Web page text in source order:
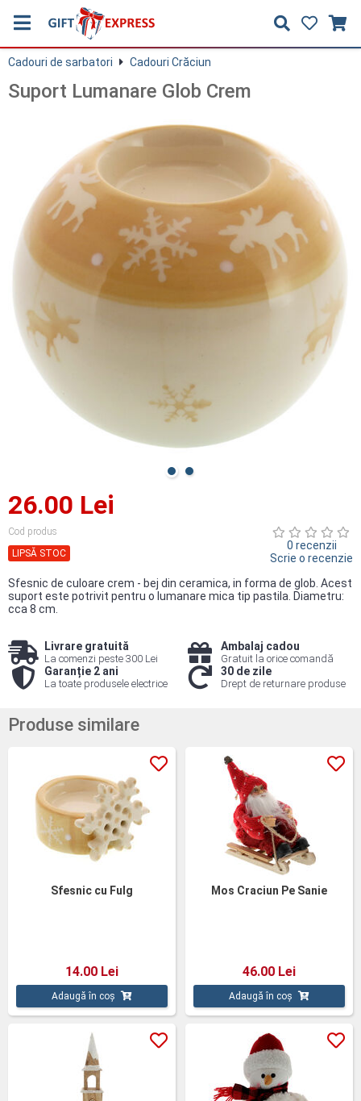
Cadouri de sarbatori Cadouri Crăciun
Suport Lumanare Glob Crem
26.00 Lei
Cod produs
LIPSĂ STOC
0 recenzii
Scrie o recenzie
Sfesnic de culoare crem - bej din ceramica, in forma de glob. Acest
suport este potrivit pentru o lumanare mica tip pastila. Diametru:
cca 8 cm.
Livrare gratuită
La comenzi peste 300 Lei
Ambalaj cadou
Gratuit la orice comandă
Garanție 2 ani
La toate produsele electrice
30 de zile
Drept de returnare produse
Produse similare
Sfesnic cu Fulg
14.00 Lei
Adaugă în coș
Mos Craciun Pe Sanie
46.00 Lei
Adaugă în coș